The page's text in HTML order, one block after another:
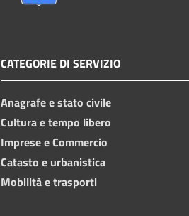
CATEGORIE DI SERVIZIO
Anagrafe e stato civile
Cultura e tempo libero
Imprese e Commercio
Catasto e urbanistica
Mobilità e trasporti